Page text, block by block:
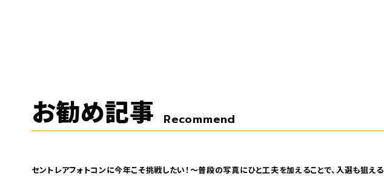
お勧め記事 Recommend
セントレアフォトコンに今年こそ挑戦したい！～普段の写真にひと工夫を加えることで、入選も狙える